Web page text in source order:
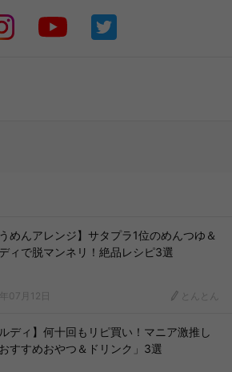
うめんアレンジ】サタプラ1位のめんつゆ＆
ィで脱マンネリ！絶品レシピ3選
07月12日 とんとん
ルディ】何十回もリピ買い！マニア激推し
すすめおやつ＆ドリンク」3選